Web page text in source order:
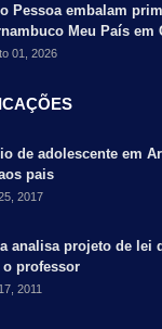
Pessoa embalam
Meu País em
01, 2026
de adolescente em
pais
2017
analisa projeto de lei
o professor
2011